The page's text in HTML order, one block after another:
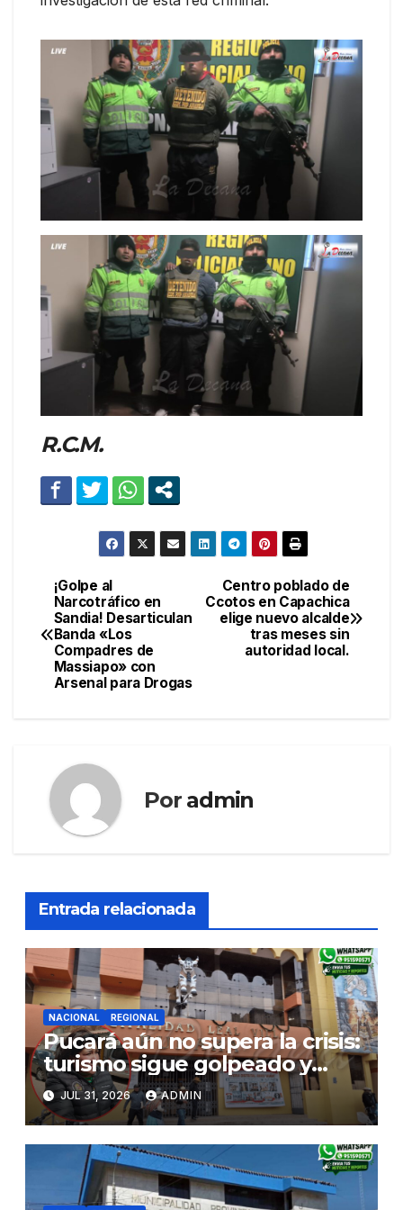
R.C.M.
Navegación
de
entradas
Centro poblado de
Ccotos en Capachica
elige nuevo alcalde
tras meses sin
autoridad local.
¡Golpe al
Narcotráfico en
Sandia! Desarticulan
Banda «Los
Compadres de
Massiapo» con
Arsenal para Drogas
Por admin
Entrada relacionada
NACIONAL REGIONAL
Pucará aún no supera la crisis:
turismo sigue golpeado y
alcaldesa exige al nuevo
Gobierno fondos para obras
paralizadas
JUL 31, 2026 ADMIN